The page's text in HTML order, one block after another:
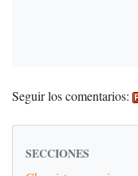
Seguir los comentarios:
SECCIONES